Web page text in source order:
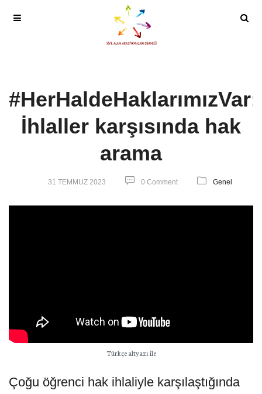
#HerHaldeHaklarımızVar:
İhlaller karşısında hak
arama
31 TEMMUZ 2023 0 Comment Genel
Türkçe altyazı ile
Çoğu öğrenci hak ihlaliyle karşılaştığında